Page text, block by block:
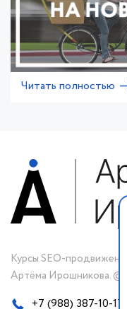
Читать полностью
Курсы SEO-продвижения
Артёма Ирошникова. ©
+7 (988) 387-10-17